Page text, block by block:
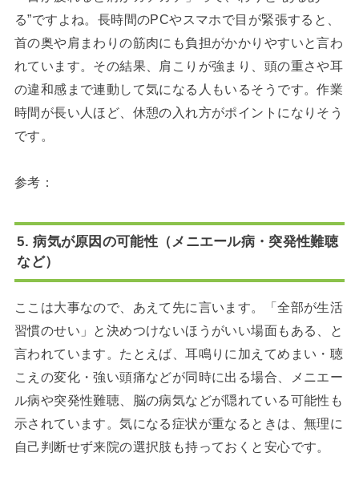
る”ですよね。長時間のPCやスマホで目が緊張すると、
首の奥や肩まわりの筋肉にも負担がかかりやすいと言わ
れています。その結果、肩こりが強まり、頭の重さや耳
の違和感まで連動して気になる人もいるそうです。作業
時間が長い人ほど、休憩の入れ方がポイントになりそう
です。
参考：
5. 病気が原因の可能性（メニエール病・突発性難聴
など）
ここは大事なので、あえて先に言います。「全部が生活
習慣のせい」と決めつけないほうがいい場面もある、と
言われています。たとえば、耳鳴りに加えてめまい・聴
こえの変化・強い頭痛などが同時に出る場合、メニエー
ル病や突発性難聴、脳の病気などが隠れている可能性も
示されています。気になる症状が重なるときは、無理に
自己判断せず来院の選択肢も持っておくと安心です。